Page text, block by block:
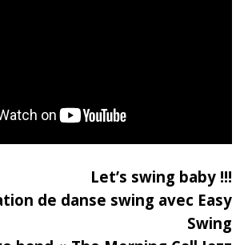
Let’s swing baby !!!
de danse swing avec Easy
Swing